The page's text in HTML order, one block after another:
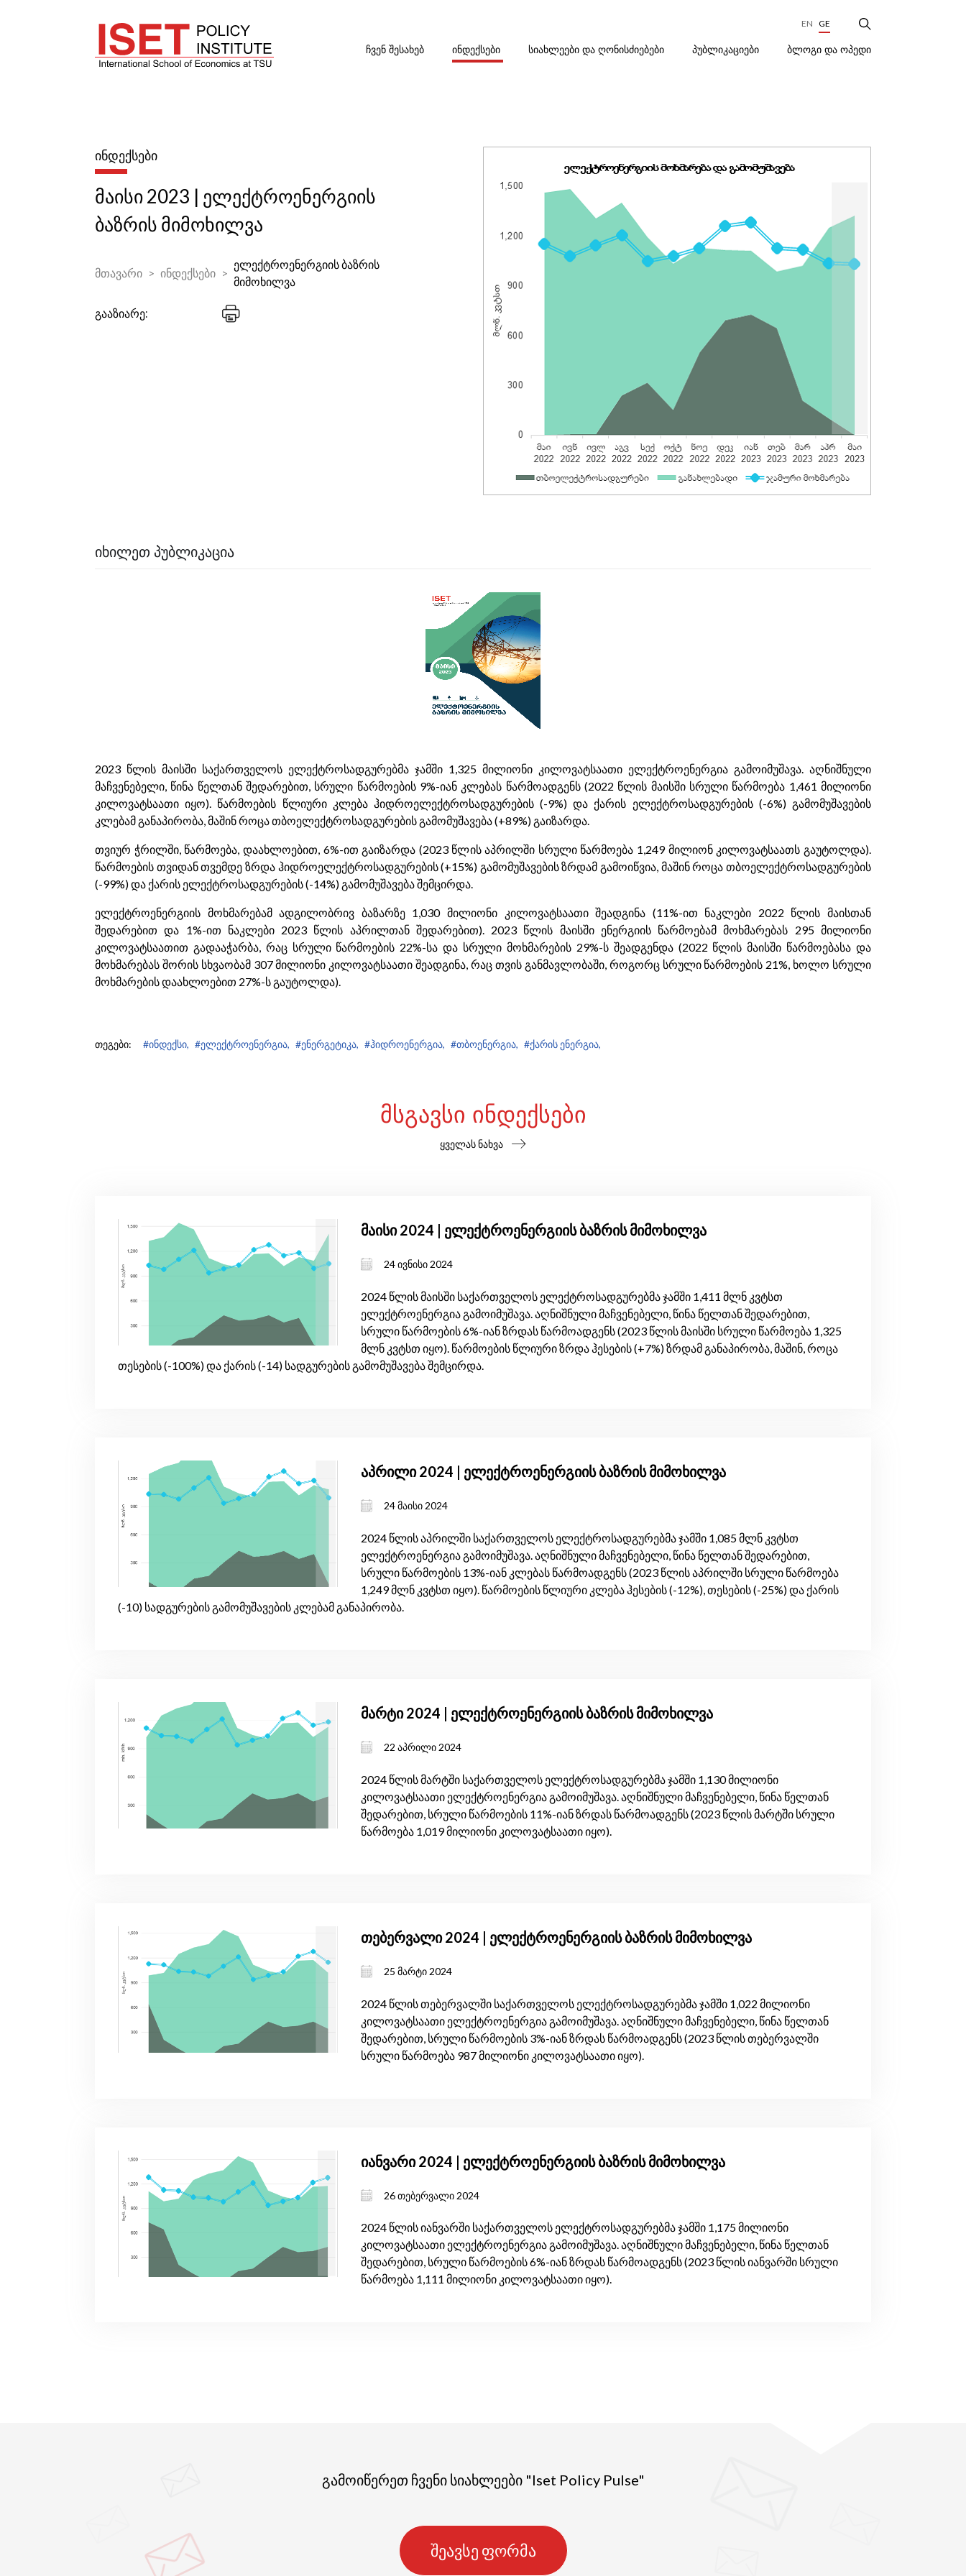
EN GE
ᲩᲕᲔᲜ ᲨᲔᲡᲐᲮᲔᲑ ᲘᲜᲓᲔᲥᲡᲔᲑᲘ ᲡᲘᲐᲮᲚᲔᲔᲑᲘ ᲓᲐ ᲦᲝᲜᲘᲡᲫᲘᲔᲑᲔᲑᲘ ᲞᲣᲑᲚᲘᲙᲐᲪᲘᲔᲑᲘ ᲑᲚᲝᲒᲘ ᲓᲐ ᲝᲞᲔᲓᲘ
ᲘᲜᲓᲔᲥᲡᲔᲑᲘ
მაისი 2023 | ელექტროენერგიის
ბაზრის მიმოხილვა
მთავარი ინდექსები
ელექტროენერგიის ბაზრის
მიმოხილვა
გააზიარე:
ᲘᲮᲘᲚᲔᲗ ᲞᲣᲑᲚᲘᲙᲐᲪᲘᲐ
2023 წლის მაისში საქართველოს ელექტროსადგურებმა ჯამში 1,325 მილიონი კილოვატსაათი ელექტროენერგია გამოიმუშავა. აღნიშნული
მაჩვენებელი, წინა წელთან შედარებით, სრული წარმოების 9%-იან კლებას წარმოადგენს (2022 წლის მაისში სრული წარმოება 1,461 მილიონი
კილოვატსაათი იყო). წარმოების წლიური კლება ჰიდროელექტროსადგურების (-9%) და ქარის ელექტროსადგურების (-6%) გამომუშავების
კლებამ განაპირობა, მაშინ როცა თბოელექტროსადგურების გამომუშავება (+89%) გაიზარდა.
თვიურ ჭრილში, წარმოება, დაახლოებით, 6%-ით გაიზარდა (2023 წლის აპრილში სრული წარმოება 1,249 მილიონ კილოვატსაათს გაუტოლდა).
წარმოების თვიდან თვემდე ზრდა ჰიდროელექტროსადგურების (+15%) გამომუშავების ზრდამ გამოიწვია, მაშინ როცა თბოელექტროსადგურების
(-99%) და ქარის ელექტროსადგურების (-14%) გამომუშავება შემცირდა.
ელექტროენერგიის მოხმარებამ ადგილობრივ ბაზარზე 1,030 მილიონი კილოვატსაათი შეადგინა (11%-ით ნაკლები 2022 წლის მაისთან
შედარებით და 1%-ით ნაკლები 2023 წლის აპრილთან შედარებით). 2023 წლის მაისში ენერგიის წარმოებამ მოხმარებას 295 მილიონი
კილოვატსაათით გადააჭარბა, რაც სრული წარმოების 22%-სა და სრული მოხმარების 29%-ს შეადგენდა (2022 წლის მაისში წარმოებასა და
მოხმარებას შორის სხვაობამ 307 მილიონი კილოვატსაათი შეადგინა, რაც თვის განმავლობაში, როგორც სრული წარმოების 21%, ხოლო სრული
მოხმარების დაახლოებით 27%-ს გაუტოლდა).
თეგები: #ინდექსი, #ელექტროენერგია, #ენერგეტიკა, #ჰიდროენერგია, #თბოენერგია, #ქარის ენერგია,
ᲛᲡᲒᲐᲕᲡᲘ ᲘᲜᲓᲔᲥᲡᲔᲑᲘ
ყველას ნახვა
მაისი 2024 | ელექტროენერგიის ბაზრის მიმოხილვა
24 ივნისი 2024
2024 წლის მაისში საქართველოს ელექტროსადგურებმა ჯამში 1,411 მლნ კვტსთ
ელექტროენერგია გამოიმუშავა. აღნიშნული მაჩვენებელი, წინა წელთან შედარებით,
სრული წარმოების 6%-იან ზრდას წარმოადგენს (2023 წლის მაისში სრული წარმოება 1,325
მლნ კვტსთ იყო). წარმოების წლიური ზრდა ჰესების (+7%) ზრდამ განაპირობა, მაშინ, როცა
თესების (-100%) და ქარის (-14) სადგურების გამომუშავება შემცირდა.
აპრილი 2024 | ელექტროენერგიის ბაზრის მიმოხილვა
24 მაისი 2024
2024 წლის აპრილში საქართველოს ელექტროსადგურებმა ჯამში 1,085 მლნ კვტსთ
ელექტროენერგია გამოიმუშავა. აღნიშნული მაჩვენებელი, წინა წელთან შედარებით,
სრული წარმოების 13%-იან კლებას წარმოადგენს (2023 წლის აპრილში სრული წარმოება
1,249 მლნ კვტსთ იყო). წარმოების წლიური კლება ჰესების (-12%), თესების (-25%) და ქარის
(-10) სადგურების გამომუშავების კლებამ განაპირობა.
მარტი 2024 | ელექტროენერგიის ბაზრის მიმოხილვა
22 აპრილი 2024
2024 წლის მარტში საქართველოს ელექტროსადგურებმა ჯამში 1,130 მილიონი
კილოვატსაათი ელექტროენერგია გამოიმუშავა. აღნიშნული მაჩვენებელი, წინა წელთან
შედარებით, სრული წარმოების 11%-იან ზრდას წარმოადგენს (2023 წლის მარტში სრული
წარმოება 1,019 მილიონი კილოვატსაათი იყო).
თებერვალი 2024 | ელექტროენერგიის ბაზრის მიმოხილვა
25 მარტი 2024
2024 წლის თებერვალში საქართველოს ელექტროსადგურებმა ჯამში 1,022 მილიონი
კილოვატსაათი ელექტროენერგია გამოიმუშავა. აღნიშნული მაჩვენებელი, წინა წელთან
შედარებით, სრული წარმოების 3%-იან ზრდას წარმოადგენს (2023 წლის თებერვალში
სრული წარმოება 987 მილიონი კილოვატსაათი იყო).
იანვარი 2024 | ელექტროენერგიის ბაზრის მიმოხილვა
26 თებერვალი 2024
2024 წლის იანვარში საქართველოს ელექტროსადგურებმა ჯამში 1,175 მილიონი
კილოვატსაათი ელექტროენერგია გამოიმუშავა. აღნიშნული მაჩვენებელი, წინა წელთან
შედარებით, სრული წარმოების 6%-იან ზრდას წარმოადგენს (2023 წლის იანვარში სრული
წარმოება 1,111 მილიონი კილოვატსაათი იყო).
გამოიწერეთ ჩვენი სიახლეები "Iset Policy Pulse"
შეავსე ფორმა